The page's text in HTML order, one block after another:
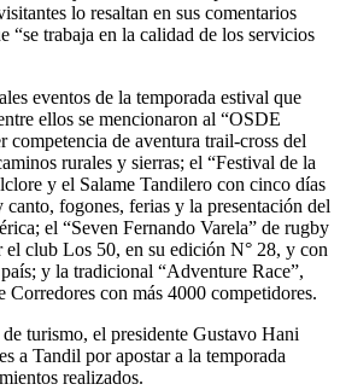
lo resaltan en sus comentarios
“se trabaja en la calidad de los servicios
eventos de la temporada estival que
ellos se mencionaron al “OSDE
competencia de aventura trail-cross del
rurales y sierras; el “Festival de la
y el Salame Tandilero con cinco días
canto, fogones, ferias y la presentación del
el “Seven Fernando Varela” de rugby
club Los 50, en su edición N° 28, y con
y la tradicional “Adventure Race”,
Corredores con más 4000 competidores.
turismo, el presidente Gustavo Hani
a Tandil por apostar a la temporada
realizados.